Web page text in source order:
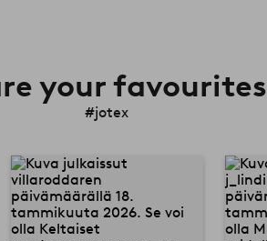
your favourites
#jotex